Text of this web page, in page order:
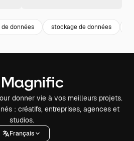
données stockage de données
donner vie à vos meilleurs projets.
: créatifs, entreprises, agences et
studios.
Français